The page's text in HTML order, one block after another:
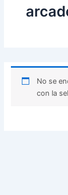
No se
con la